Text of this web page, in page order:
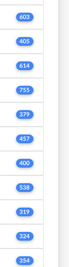
603
405
614
755
379
457
400
538
319
324
354